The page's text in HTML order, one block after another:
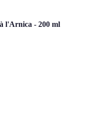
l'Arnica - 200 ml